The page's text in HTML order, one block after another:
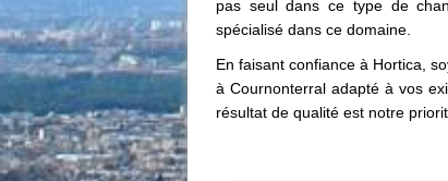
pas seul dans ce type de
spécialisé dans ce domaine.
En faisant confiance à Hortica,
à Cournonterral adapté à vos
résultat de qualité est notre